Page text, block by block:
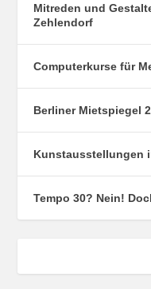
Mitreden und
Zehlendorf
Computerkurse für
Berliner Mietspiegel
Kunstausstellungen
Tempo 30? Nein!